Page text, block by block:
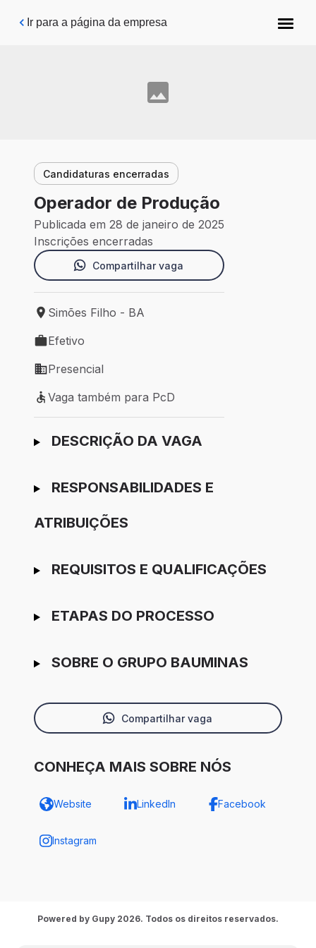
Pular para o conteúdo principal
Ir para a página da empresa
Candidaturas encerradas
Operador de Produção
Publicada em 28 de janeiro de 2025
Inscrições encerradas
Compartilhar vaga
Local de trabalho: Simões Filho - BA
Simões Filho - BA
Tipo de vaga: Efetivo
Efetivo
Modelo de trabalho: Presencial
Presencial
Vaga também para PcD
Vaga também para PcD
Ir para candidatura
DESCRIÇÃO DA VAGA
RESPONSABILIDADES E
ATRIBUIÇÕES
REQUISITOS E QUALIFICAÇÕES
ETAPAS DO PROCESSO
SOBRE O GRUPO BAUMINAS
Compartilhar vaga
CONHEÇA MAIS SOBRE NÓS
Website LinkedIn Facebook
Instagram
Powered by Gupy 2026. Todos os direitos reservados.